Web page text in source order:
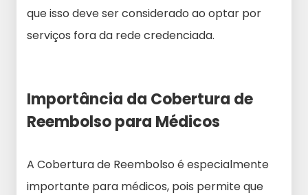
que isso deve ser considerado ao optar por
serviços fora da rede credenciada.
Importância da Cobertura de
Reembolso para Médicos
A Cobertura de Reembolso é especialmente
importante para médicos, pois permite que